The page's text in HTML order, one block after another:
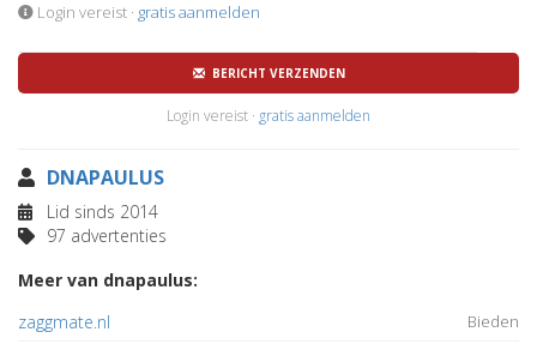
Login vereist · gratis aanmelden
BERICHT VERZENDEN
Login vereist · gratis aanmelden
DNAPAULUS
Lid sinds 2014
97 advertenties
Meer van dnapaulus:
zaggmate.nl
Bieden